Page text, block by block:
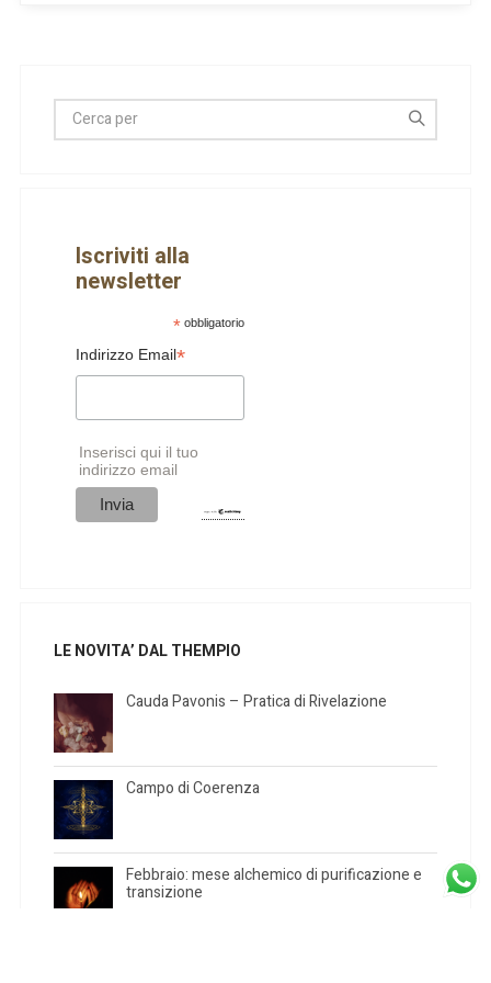
Iscriviti alla
newsletter
*obbligatorio
Indirizzo Email*
Inserisci qui il tuo
indirizzo email
LE NOVITA’ DAL THEMPIO
Cauda Pavonis – Pratica di Rivelazione
Campo di Coerenza
Febbraio: mese alchemico di purificazione e
transizione